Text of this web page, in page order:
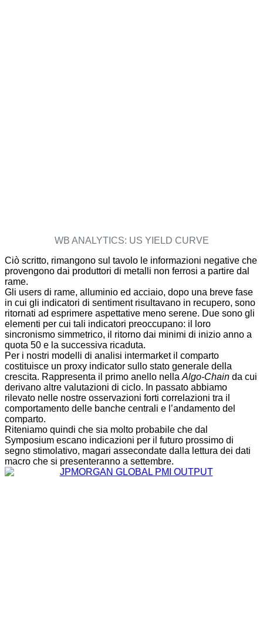
WB ANALYTICS: US YIELD CURVE
Ciò scritto, rimangono sul tavolo le informazioni negative che
provengono dai produttori di metalli non ferrosi a partire dal
rame.
Gli users di rame, alluminio ed acciaio, dopo una breve fase
in cui gli indicatori di sentiment risultavano in recupero, sono
ritornati ad esprimere aspettative meno serene. Due sono gli
elementi per cui tali indicatori preoccupano: il loro
sincronismo simmetrico, il ritorno dai minimi di inizio anno a
quota 50 e la successiva ricaduta.
Per i nostri modelli di analisi intermarket il comparto
costituisce un proxy indicator sullo stato generale della
crescita. Rappresenta il primo anello nella Algo-Chain da cui
derivano altre valutazioni di ciclo. In passato abbiamo
rilevato nelle nostre osservazioni forti correlazioni tra il
comportamento delle banche centrali e l’andamento del
comparto.
Riteniamo quindi che sia molto probabile che dal
Symposium escano indicazioni per il futuro prossimo di
segno stimolativo, magari assecondate dalla lettura dei dati
macro che si presenteranno a settembre.